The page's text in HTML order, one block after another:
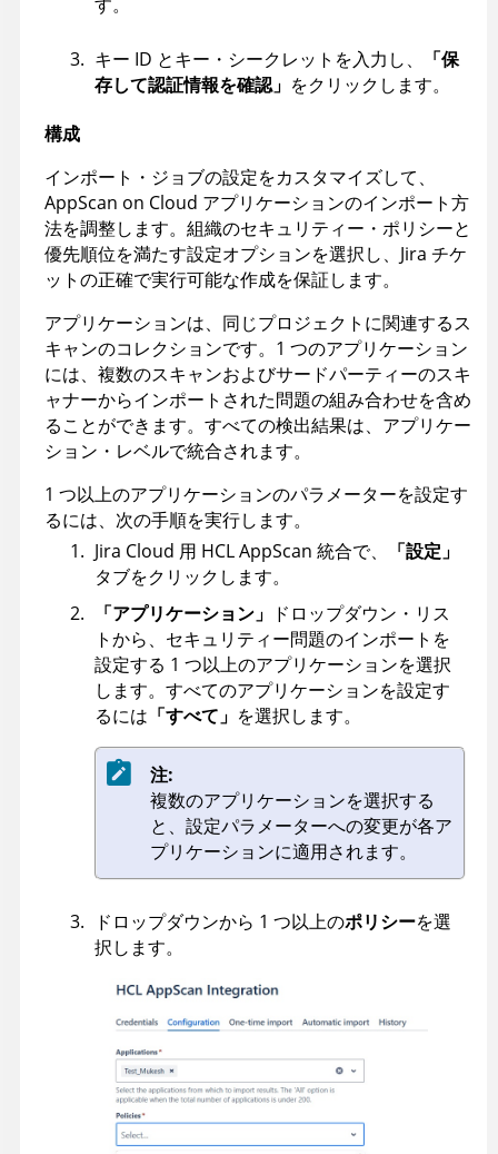
キー ID とキー・シークレットを入力し、
「保
存して認証情報を確認」 をクリックします。
構成
インポート・ジョブの設定をカスタマイズして、
AppScan on Cloud アプリケーションのインポート方
法を調整します。組織のセキュリティー・ポリシーと
優先順位を満たす設定オプションを選択し、Jira チケ
ットの正確で実行可能な作成を保証します。
アプリケーションは、同じプロジェクトに関連するス
キャンのコレクションです。1 つのアプリケーション
には、複数のスキャンおよびサードパーティーのスキ
ャナーからインポートされた問題の組み合わせを含め
ることができます。すべての検出結果は、アプリケー
ション・レベルで統合されます。
1 つ以上のアプリケーションのパラメーターを設定す
るには、次の手順を実行します。
Jira Cloud 用 HCLAppScan 統合で、
「設定」
タブをクリックします。
「アプリケーション」 ドロップダウン・リス
トから、セキュリティー問題のインポートを
設定する 1 つ以上のアプリケーションを選択
します。すべてのアプリケーションを設定す
るには 「すべて」 を選択します。
注:
複数のアプリケーションを選択する
と、設定パラメーターへの変更が各ア
プリケーションに適用されます。
ドロップダウンから 1 つ以上のポリシーを選
択します。